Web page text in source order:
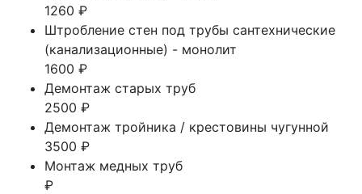
1260 ₽
Штробление стен под трубы сантехнические
(канализационные) - монолит
1600 ₽
Демонтаж старых труб
2500 ₽
Демонтаж тройника / крестовины чугунной
3500 ₽
Монтаж медных труб
₽